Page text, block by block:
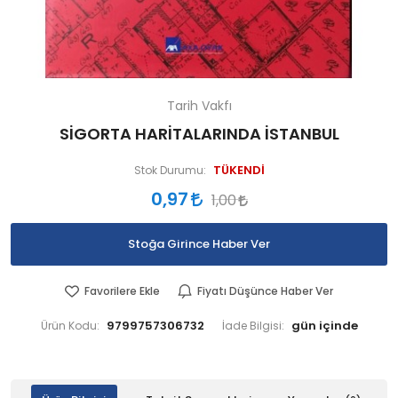
Tarih Vakfı
SİGORTA HARİTALARINDA İSTANBUL
Stok Durumu: TÜKENDİ
0,97 1,00
Stoğa Girince Haber Ver
Favorilere Ekle Fiyatı Düşünce Haber Ver
Ürün Kodu: 9799757306732 İade Bilgisi: